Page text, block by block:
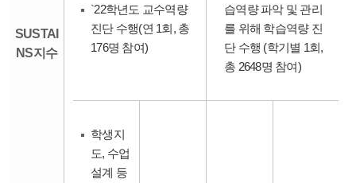
SUSTAI
NS지수
`22학년도 교수역량
진단 수행(연 1회, 총
176명 참여)
습역량 파악 및 관리
를 위해 학습역량 진
단 수행 (학기별 1회,
총 2648명 참여)
학생지
도, 수업
설계 등